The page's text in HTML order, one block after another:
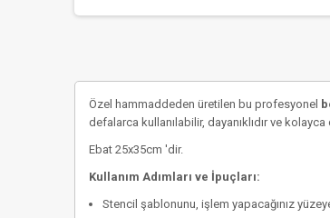
Özel hammaddeden üretilen bu profesyonel
defalarca kullanılabilir, dayanıklıdır ve
Ebat 25x35cm 'dir.
Kullanım Adımları ve İpuçları:
Stencil şablonunu, işlem yapacağınız